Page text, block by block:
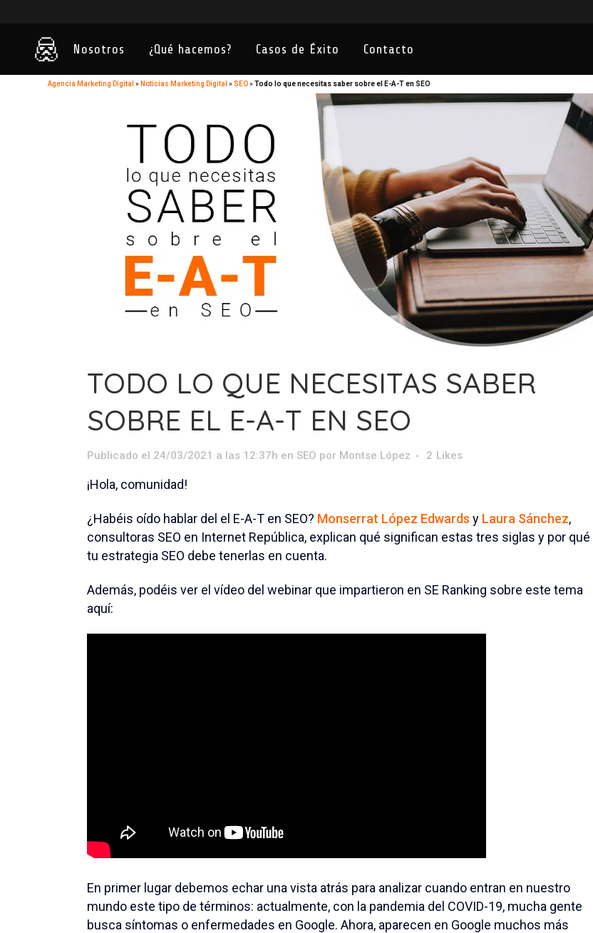
Nosotros ¿Qué hacemos? Casos de Éxito Contacto
Agencia Marketing Digital » Noticias Marketing Digital »SEO»Todo lo que necesitas saber sobre el E-A-T en SEO
TODO LO QUE NECESITAS SABER
SOBRE EL E-A-T EN SEO
Publicado el 24/03/2021 a las 12:37h en SEO por Montse López 2 Likes
¡Hola, comunidad!
¿Habéis oído hablar del el E-A-T en SEO? Monserrat López Edwards y Laura Sánchez,
consultoras SEO en Internet República, explican qué significan estas tres siglas y por qué
tu estrategia SEO debe tenerlas en cuenta.
Además, podéis ver el vídeo del webinar que impartieron en SE Ranking sobre este tema
aquí:
En primer lugar debemos echar una vista atrás para analizar cuando entran en nuestro
mundo este tipo de términos: actualmente, con la pandemia del COVID-19, mucha gente
busca síntomas o enfermedades en Google. Ahora, aparecen en Google muchos más